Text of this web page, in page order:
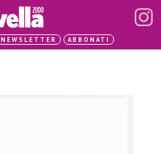
NEWSLETTER ABBONATI